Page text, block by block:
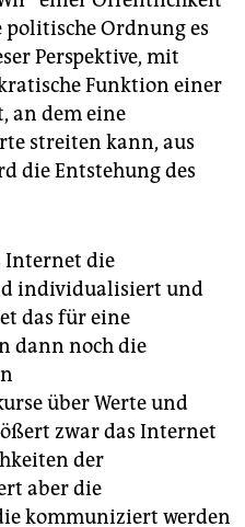
politische Ordnung es
Perspektive, mit
Funktion einer
an dem eine
streiten kann, aus
die Entstehung des
Internet die
individualisiert und
das für eine
dann noch die
über Werte und
zwar das Internet
der
aber die
kommuniziert werden